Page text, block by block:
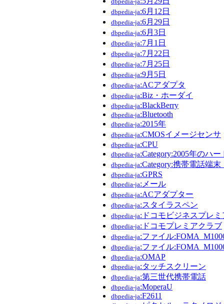
dbpedia-ja:6月12日
dbpedia-ja:6月29日
dbpedia-ja:6月3日
dbpedia-ja:7月1日
dbpedia-ja:7月22日
dbpedia-ja:7月25日
dbpedia-ja:9月5日
dbpedia-ja:ACアダプタ
dbpedia-ja:Biz・ホーダイ
dbpedia-ja:BlackBerry
dbpedia-ja:Bluetooth
dbpedia-ja:2015年
dbpedia-ja:CMOSイメージセンサ
dbpedia-ja:CPU
dbpedia-ja:Category:2005年のハ
dbpedia-ja:Category:携帯電話端
dbpedia-ja:GPRS
dbpedia-ja:メール
dbpedia-ja:ACアダプター
dbpedia-ja:スタイラスペン
dbpedia-ja:ドコモビジネスプレ
dbpedia-ja:ドコモプレミアクラブ
dbpedia-ja:ファイル
dbpedia-ja:ファイル
dbpedia-ja:OMAP
dbpedia-ja:タッチスクリーン
dbpedia-ja:第三世代携帯電話
dbpedia-ja:MoperaU
dbpedia-ja:F2611